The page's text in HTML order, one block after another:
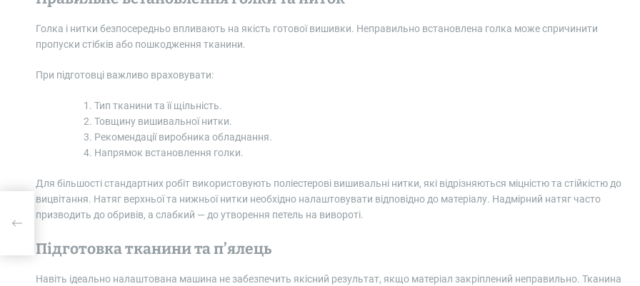
Голка і нитки безпосередньо впливають на якість готової вишивки. Неправильно встановлена голка може спричинити
пропуски стібків або пошкодження тканини.
При підготовці важливо враховувати:
Тип тканини та її щільність.
Товщину вишивальної нитки.
Рекомендації виробника обладнання.
Напрямок встановлення голки.
Для більшості стандартних робіт використовують поліестерові вишивальні нитки, які відрізняються міцністю та стійкістю до
вицвітання. Натяг верхньої та нижньої нитки необхідно налаштовувати відповідно до матеріалу. Надмірний натяг часто
призводить до обривів, а слабкий — до утворення петель на вивороті.
Підготовка тканини та п’ялець
Навіть ідеально налаштована машина не забезпечить якісний результат, якщо матеріал закріплений неправильно. Тканина